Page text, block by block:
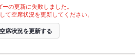
ーの更新に失敗しました。
て空席状況を更新してください。
空席状況を更新する